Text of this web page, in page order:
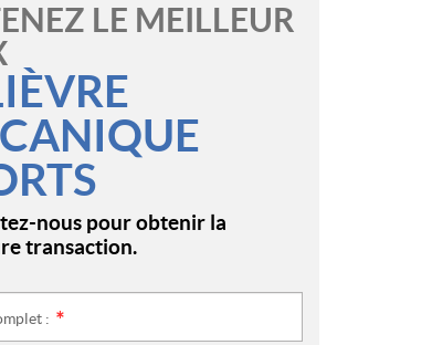
LE MEILLEUR
nous pour obtenir la
transaction.
: